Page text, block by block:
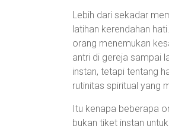
Lebih dari sekadar
latihan kerendahan
orang menemukan
antri di gereja sampai
instan, tetapi tentang
rutinitas spiritual yang
Itu kenapa beberapa
bukan tiket instan